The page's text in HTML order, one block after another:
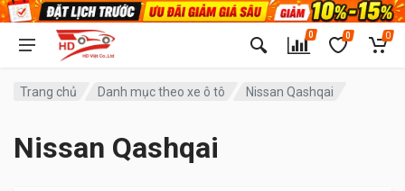
0 0 0
Trang chủ Danh mục theo xe ô tô Nissan Qashqai
Nissan Qashqai